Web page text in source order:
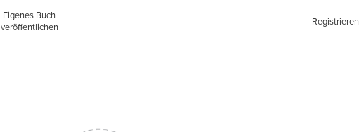
Eigenes Buch
veröffentlichen
Registrieren